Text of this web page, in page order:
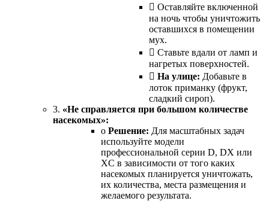
 Оставляйте включенной
на ночь чтобы уничтожить
оставшихся в помещении
мух.
 Ставьте вдали от ламп и
нагретых поверхностей.
 На улице: Добавьте в
лоток приманку (фрукт,
сладкий сироп).
3. «Не справляется при большом количестве
насекомых»:
o Решение: Для масштабных задач
используйте модели
профессиональной серии D, DX или
XC в зависимости от того каких
насекомых планируется уничтожать,
их количества, места размещения и
желаемого результата.